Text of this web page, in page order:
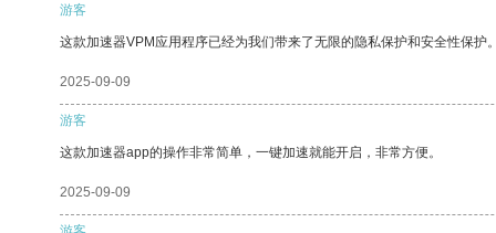
游客
这款加速器VPM应用程序已经为我们带来了无限的隐私保护和安全性保护
2025-09-09
游客
这款加速器app的操作非常简单，一键加速就能开启，非常方便。
2025-09-09